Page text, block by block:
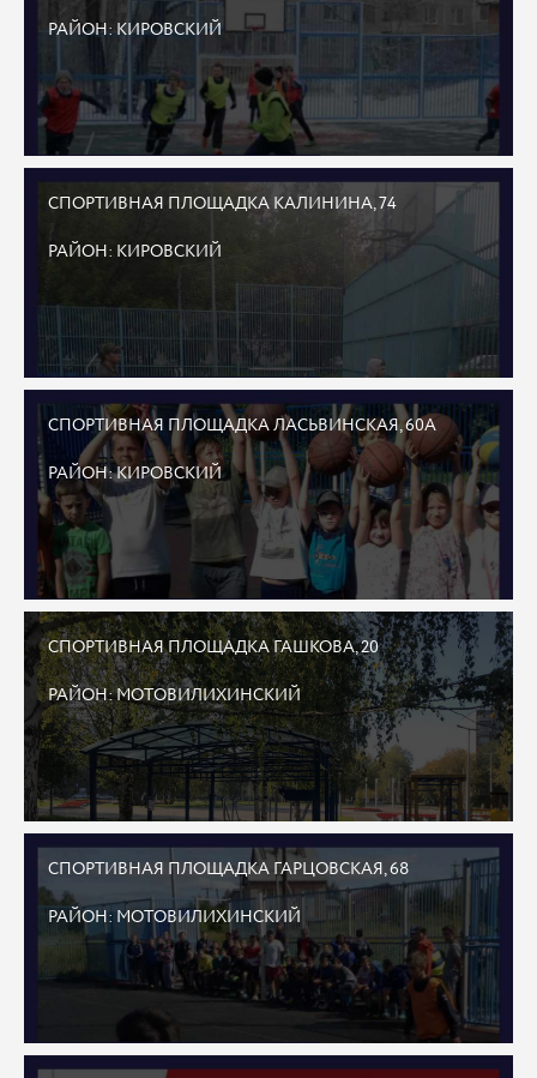
РАЙОН: КИРОВСКИЙ
СПОРТИВНАЯ ПЛОЩАДКА КАЛИНИНА, 74
РАЙОН: КИРОВСКИЙ
СПОРТИВНАЯ ПЛОЩАДКА ЛАСЬВИНСКАЯ, 60А
РАЙОН: КИРОВСКИЙ
СПОРТИВНАЯ ПЛОЩАДКА ГАШКОВА, 20
РАЙОН: МОТОВИЛИХИНСКИЙ
СПОРТИВНАЯ ПЛОЩАДКА ГАРЦОВСКАЯ, 68
РАЙОН: МОТОВИЛИХИНСКИЙ